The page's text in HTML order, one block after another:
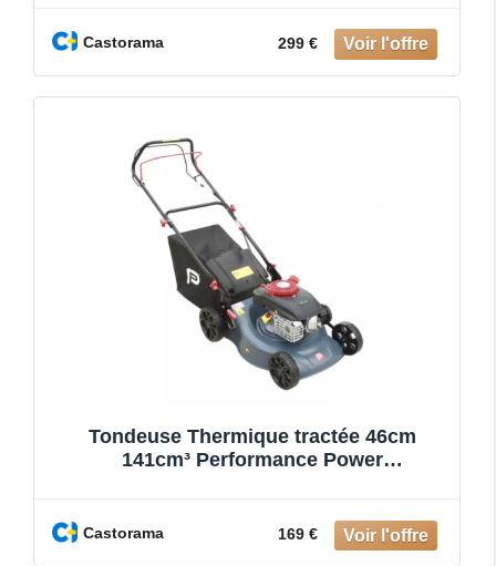
Castorama 299 €
Tondeuse Thermique tractée 46cm
141cm³ Performance Power
Castorama 169 €